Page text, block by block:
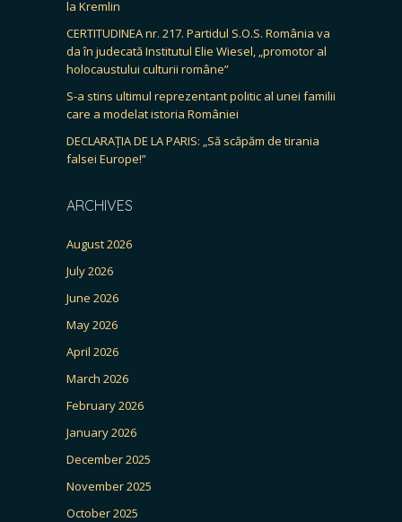
la Kremlin
CERTITUDINEA nr. 217. Partidul S.O.S. România va
da în judecată Institutul Elie Wiesel, „promotor al
holocaustului culturii române”
S-a stins ultimul reprezentant politic al unei familii
care a modelat istoria României
DECLARAȚIA DE LA PARIS: „Să scăpăm de tirania
falsei Europe!”
ARCHIVES
August 2026
July 2026
June 2026
May 2026
April 2026
March 2026
February 2026
January 2026
December 2025
November 2025
October 2025